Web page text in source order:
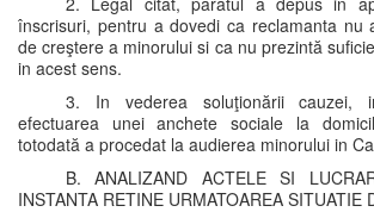
înscrisuri, pentru a dovedi ca reclamanta nu
de creştere a minorului si ca nu prezintă
in acest sens.
3. In vederea soluţionării cauzei,
efectuarea unei anchete sociale la
totodată a procedat la audierea minorului in
B. ANALIZAND ACTELE SI
INSTANTA RETINE URMATOAREA SITUATIE